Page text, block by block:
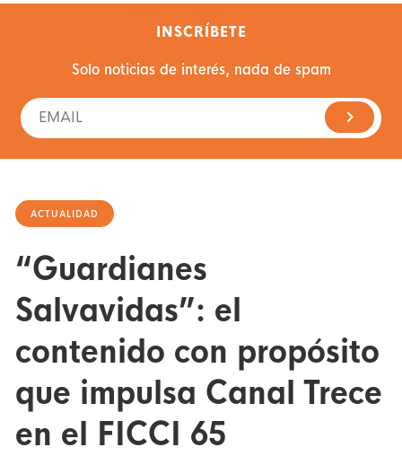
INSCRÍBETE
Solo noticias de interés, nada de spam
ACTUALIDAD
“Guardianes
Salvavidas”: el
contenido con propósito
que impulsa Canal Trece
en el FICCI 65